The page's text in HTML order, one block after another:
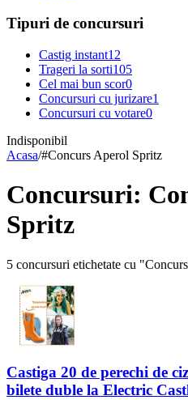
Tipuri de concursuri
Castig instant12
Trageri la sorti105
Cel mai bun scor0
Concursuri cu jurizare1
Concursuri cu votare0
Indisponibil
Acasa/#Concurs Aperol Spritz
Concursuri:
Spritz
5 concursuri etichetate cu
Castiga 20 de perechi de
bilete duble la Electric